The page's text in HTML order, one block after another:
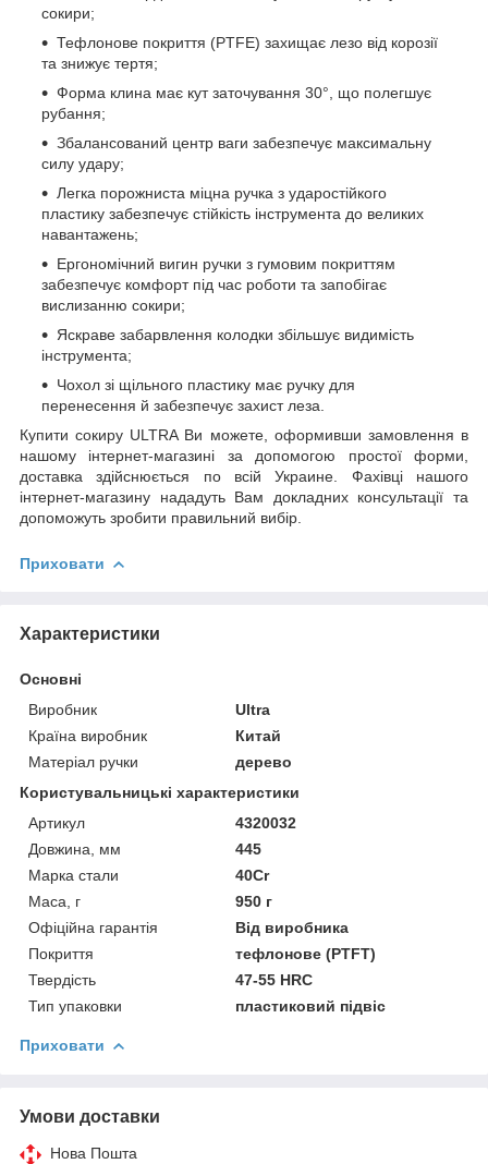
сокири;
Тефлонове покриття (PTFE) захищає лезо від корозії
та знижує тертя;
Форма клина має кут заточування 30°, що полегшує
рубання;
Збалансований центр ваги забезпечує максимальну
силу удару;
Легка порожниста міцна ручка з ударостійкого
пластику забезпечує стійкість інструмента до великих
навантажень;
Ергономічний вигин ручки з гумовим покриттям
забезпечує комфорт під час роботи та запобігає
вислизанню сокири;
Яскраве забарвлення колодки збільшує видимість
інструмента;
Чохол зі щільного пластику має ручку для
перенесення й забезпечує захист леза.
Купити сокиру ULTRA Ви можете, оформивши замовлення в
нашому інтернет-магазині за допомогою простої форми,
доставка здійснюється по всій Украине. Фахівці нашого
інтернет-магазину нададуть Вам докладних консультації та
допоможуть зробити правильний вибір.
Приховати
Характеристики
Основні
Виробник
Ultra
Країна виробник
Китай
Матеріал ручки
дерево
Користувальницькі характеристики
Артикул
4320032
Довжина, мм
445
Марка стали
40Cr
Маса, г
950 г
Офіційна гарантія
Від виробника
Покриття
тефлонове (PTFT)
Твердість
47-55 HRC
Тип упаковки
пластиковий підвіс
Приховати
Умови доставки
Нова Пошта